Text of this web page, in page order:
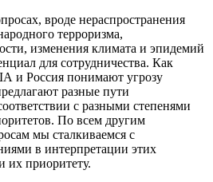
вроде нераспространения
терроризма,
изменения климата и эпидемий
для сотрудничества. Как
и Россия понимают угрозу
разные пути
с разными степенями
По всем другим
мы сталкиваемся с
в интерпретации этих
их приоритету.